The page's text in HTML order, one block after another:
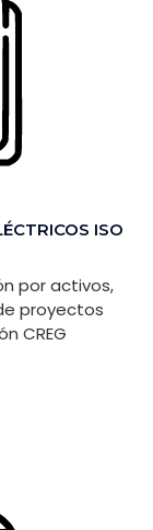
ISO
por activos,
proyectos
CREG